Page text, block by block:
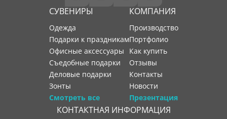
СУВЕНИРЫ
Одежда
Подарки к праздникам
Офисные аксессуары
Съедобные подарки
Деловые подарки
Зонты
Смотреть все
КОМПАНИЯ
производство
портфолио
как купить
отзывы
контакты
новости
Презентация
КОНТАКТНАЯ ИНФОРМАЦИЯ